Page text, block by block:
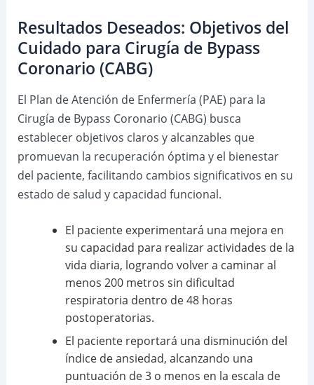
Resultados Deseados: Objetivos del
Cuidado para Cirugía de Bypass
Coronario (CABG)
El Plan de Atención de Enfermería (PAE) para la
Cirugía de Bypass Coronario (CABG) busca
establecer objetivos claros y alcanzables que
promuevan la recuperación óptima y el bienestar
del paciente, facilitando cambios significativos en su
estado de salud y capacidad funcional.
El paciente experimentará una mejora en
su capacidad para realizar actividades de la
vida diaria, logrando volver a caminar al
menos 200 metros sin dificultad
respiratoria dentro de 48 horas
postoperatorias.
El paciente reportará una disminución del
índice de ansiedad, alcanzando una
puntuación de 3 o menos en la escala de